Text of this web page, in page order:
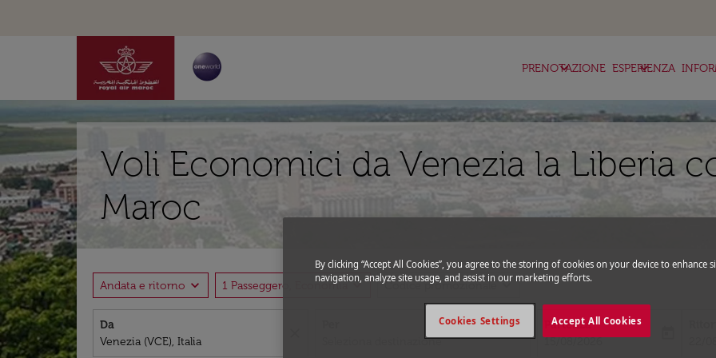
PRENOTAZIONE
keyboard_arrow_down ESPERIENZA
keyboard_arrow_down
Voli Economici da Venezia la Liberia
Maroc
Andata e ritorno expand_more 1 Passeggero, Economiaexpand_more Codice promozionale expand_more
Da
Partenza
fc-booking-departure-date-aria-
15/08/2026
fc-
By clicking “Accept All Cookies”, you agree to the storing of cookies on your device to enhance
navigation, analyze site usage, and assist in our marketing efforts.
Accept All Cookies
Cookies Settings